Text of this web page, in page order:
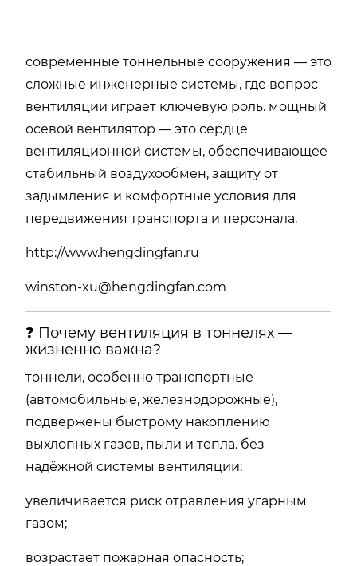
современные тоннельные сооружения — это
сложные инженерные системы, где вопрос
вентиляции играет ключевую роль. мощный
осевой вентилятор — это сердце
вентиляционной системы, обеспечивающее
стабильный воздухообмен, защиту от
задымления и комфортные условия для
передвижения транспорта и персонала.
http://www.hengdingfan.ru
winston-xu@hengdingfan.com
❓ Почему вентиляция в тоннелях —
жизненно важна?
тоннели, особенно транспортные
(автомобильные, железнодорожные),
подвержены быстрому накоплению
выхлопных газов, пыли и тепла. без
надёжной системы вентиляции:
увеличивается риск отравления угарным
газом;
возрастает пожарная опасность;